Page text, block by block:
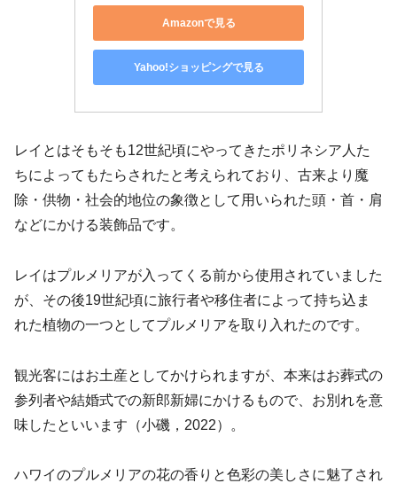
Amazonで見る
Yahoo!ショッピングで見る
レイとはそもそも12世紀頃にやってきたポリネシア人た
ちによってもたらされたと考えられており、古来より魔
除・供物・社会的地位の象徴として用いられた頭・首・肩
などにかける装飾品です。
レイはプルメリアが入ってくる前から使用されていました
が、その後19世紀頃に旅行者や移住者によって持ち込ま
れた植物の一つとしてプルメリアを取り入れたのです。
観光客にはお土産としてかけられますが、本来はお葬式の
参列者や結婚式での新郎新婦にかけるもので、お別れを意
味したといいます（小磯，2022）。
ハワイのプルメリアの花の香りと色彩の美しさに魅了され